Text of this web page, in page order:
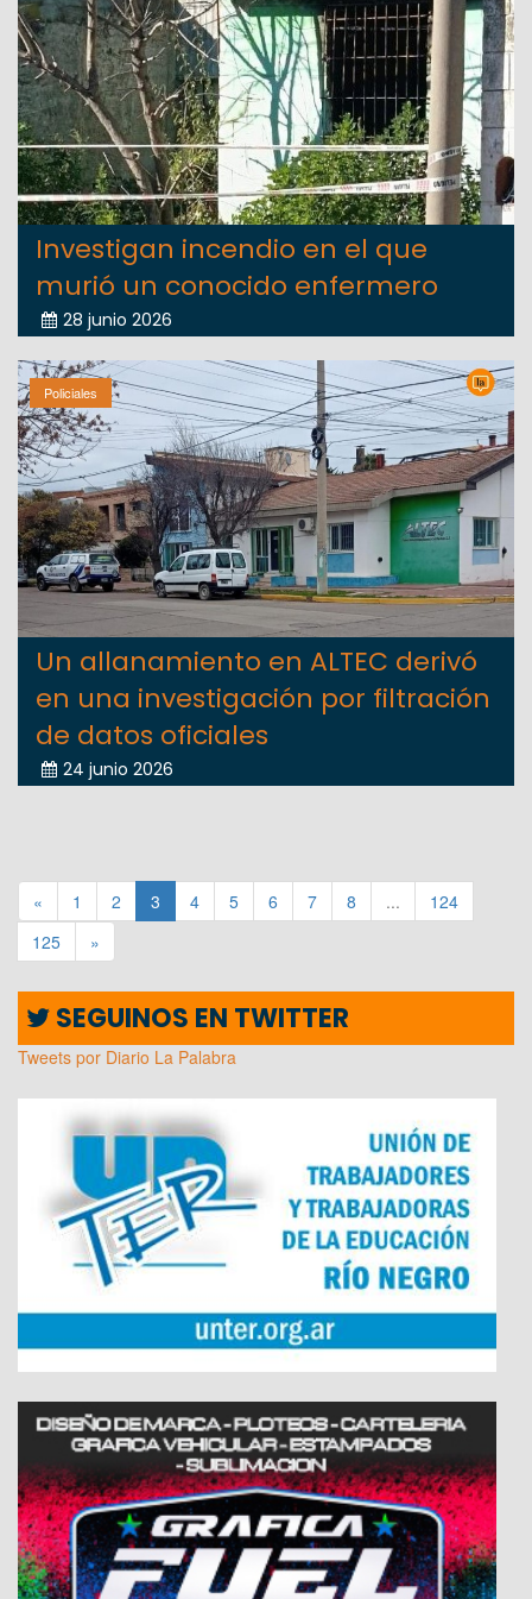
Investigan incendio en el que
murió un conocido enfermero
28 junio 2026
Policiales
Un allanamiento en ALTEC derivó
en una investigación por filtración
de datos oficiales
24 junio 2026
« 1 2 3 4 5 6 7 8 ...
124
125
»
SEGUINOS EN TWITTER
Tweets por Diario La Palabra